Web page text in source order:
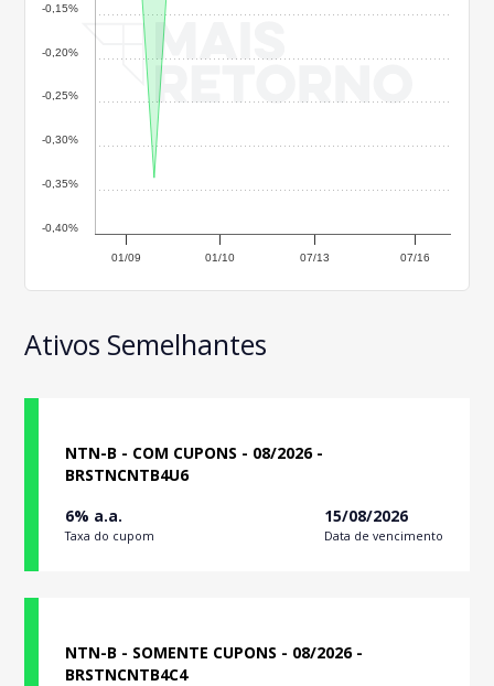
01/09 01/10 07/13 07/16
-0,40%
-0,35%
-0,30%
-0,25%
-0,20%
-0,15%
Ativos Semelhantes
NTN-B - COM CUPONS - 08/2026 -
BRSTNCNTB4U6
6% a.a.
Taxa do cupom
15/08/2026
Data de vencimento
NTN-B - SOMENTE CUPONS - 08/2026 -
BRSTNCNTB4C4